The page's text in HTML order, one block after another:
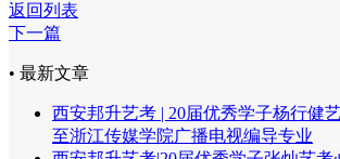
返回列表
下一篇
• 最新文章
西安邦升艺考 | 20届优秀学子杨行健
至浙江传媒学院广播电视编导专业